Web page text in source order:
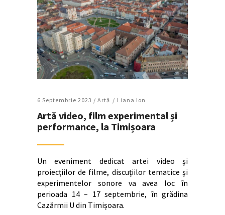
6 Septembrie 2023 / Artǎ Liana Ion
Artă video, film experimental și
performance, la Timișoara
Un eveniment dedicat artei video și
proiecțiilor de filme, discuțiilor tematice și
experimentelor sonore va avea loc în
perioada 14 – 17 septembrie, în grădina
Cazărmii U din Timișoara.